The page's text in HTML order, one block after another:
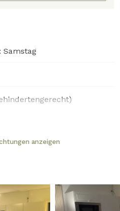
Samstag
anzeigen